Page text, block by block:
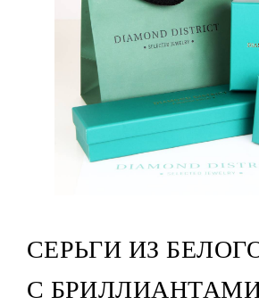
СЕРЬГИ ИЗ
С